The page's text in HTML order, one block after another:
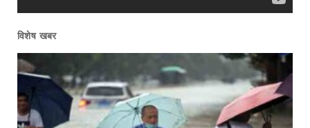
विशेष खबर